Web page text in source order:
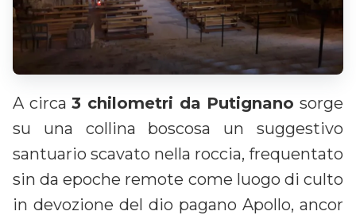
A circa3 chilometri da Putignano sorge
su una collina boscosa un suggestivo
santuario scavato nella roccia, frequentato
sin da epoche remote come luogo di culto
in devozione del dio pagano Apollo, ancor